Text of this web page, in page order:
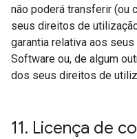
não poderá transferir (ou
seus direitos de
garantia relativa aos
Software ou, de algum
dos seus direitos de
11. Licença de